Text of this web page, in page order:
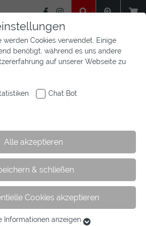
Aktuelles Newsfeed
den Fünf-Länder-
2025
werden Cookies verwendet. Einige
benötigt, während es uns andere
auf unserer Webseite zu
Chat Bot
Alle akzeptieren
& schließen
Cookies akzeptieren
Informationen anzeigen